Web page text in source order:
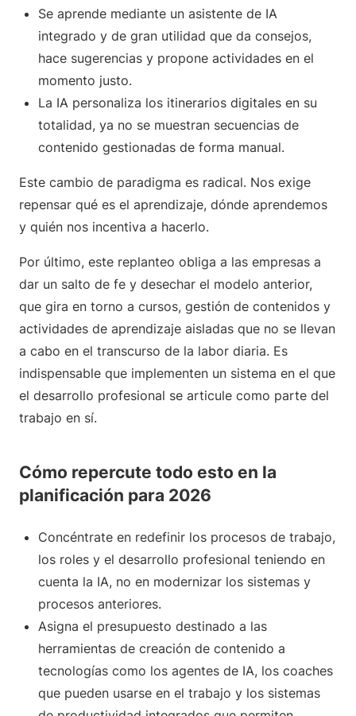
Se aprende mediante un asistente de IA
integrado y de gran utilidad que da consejos,
hace sugerencias y propone actividades en el
momento justo.
La IA personaliza los itinerarios digitales en su
totalidad, ya no se muestran secuencias de
contenido gestionadas de forma manual.
Este cambio de paradigma es radical. Nos exige
repensar qué es el aprendizaje, dónde aprendemos
y quién nos incentiva a hacerlo.
Por último, este replanteo obliga a las empresas a
dar un salto de fe y desechar el modelo anterior,
que gira en torno a cursos, gestión de contenidos y
actividades de aprendizaje aisladas que no se llevan
a cabo en el transcurso de la labor diaria. Es
indispensable que implementen un sistema en el que
el desarrollo profesional se articule como parte del
trabajo en sí.
Cómo repercute todo esto en la
planificación para 2026
Concéntrate en redefinir los procesos de trabajo,
los roles y el desarrollo profesional teniendo en
cuenta la IA, no en modernizar los sistemas y
procesos anteriores.
Asigna el presupuesto destinado a las
herramientas de creación de contenido a
tecnologías como los agentes de IA, los coaches
que pueden usarse en el trabajo y los sistemas